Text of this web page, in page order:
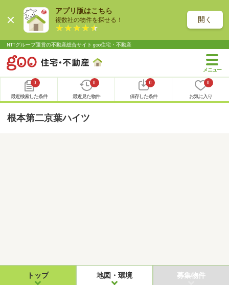
アプリ版はこちら
複数社の物件を探せる！ 開く
NTTグループ運営の不動産総合サイト goo住宅・不動産
0
最近検索した条件
0
最近見た物件
0
保存した条件
0
お気に入り
根本第二京葉ハイツ
トップ 地図・環境 募集物件